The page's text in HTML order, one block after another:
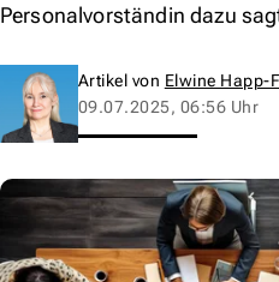
Personalvorständin dazu
Artikel von Elwine Happ-
09.07.2025, 06:56 Uhr